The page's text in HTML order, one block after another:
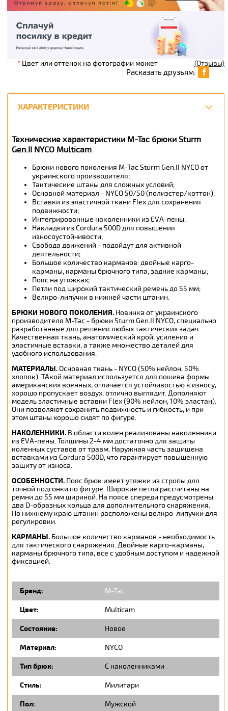
(Отзывы)
Расказать друзьям:
ХАРАКТЕРИСТИКИ
Технические характеристики M-Tac брюки Sturm
Gen.II NYCO Multicam
Брюки нового поколения M-Tac Sturm Gen.II NYCO от
украинского производителя;
Тактические штаны для сложных условий;
Основной материал - NYCO 50/50 (полиэстер/коттон);
Вставки из эластичной ткани Flex для сохранения
подвижности;
Интегрированные наколенники из EVA-пены;
Накладки из Cordura 500D для повышения
износоустойчивости;
Свобода движений - подойдут для активной
деятельности;
Большое количество карманов: двойные карго-
карманы, карманы брючного типа, задние карманы;
Пояс на утяжках;
Петли под широкий тактический ремень до 55 мм;
Велкро-липучки в нижней части штанин.
БРЮКИ НОВОГО ПОКОЛЕНИЯ. Новинка от украинского
производителя M-Tac - брюки Sturm Gen.II NYCO, специально
разработанные для решения любых тактических задач.
Качественная ткань, анатомический крой, усиления и
эластичные вставки, а также множество деталей для
удобного использования.
МАТЕРИАЛЫ.Основная ткань - NYCO (50% нейлон, 50%
хлопок). ТАкой материал используется для пошива формы
американских военных, отличается устойчивостью к износу,
хорошо пропускает воздух, отлично выглядит. Дополняют
модель эластичные вставки Flex (90% нейлон, 10% эластан).
Они позволяют сохранить подвижность и гибкость, и при
этом штаны хорошо сидят по фигуре.
НАКОЛЕННИКИ. В области колен реализованы наколенники
из EVA-пены. Толщины 2-4 мм достаточно для защиты
коленных суставов от травм. Наружная часть защищена
вставками из Cordura 500D, что гарантирует повышенную
защиту от износа.
ОСОБЕННОСТИ. Пояс брюк имеет утяжки из стропы для
точной подгонки по фигуре. Широкие петли рассчитаны на
ремни до 55 мм шириной. На поясе спереди предусмотрены
два D-образных кольца для дополнительного снаряжения.
По нижнему краю штанин расположены велкро-липучки для
регулировки.
КАРМАНЫ. Большое количество карманов - необходимость
для тактического снаряжения. Двойные карго-карманы,
карманы брючного типа, все с удобным доступом и надежной
фиксацией.
Бренд: M-Tac
Цвет: Multicam
Состояние: Новое
Материал: NYCO
Тип брюк: С наколенниками
Стиль: Милитари
Пол: Мужской
*Цвет или оттенок на фотографии может